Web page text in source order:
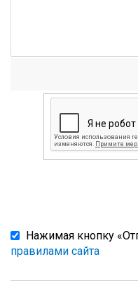
Нажимая кнопку
правилами сайта